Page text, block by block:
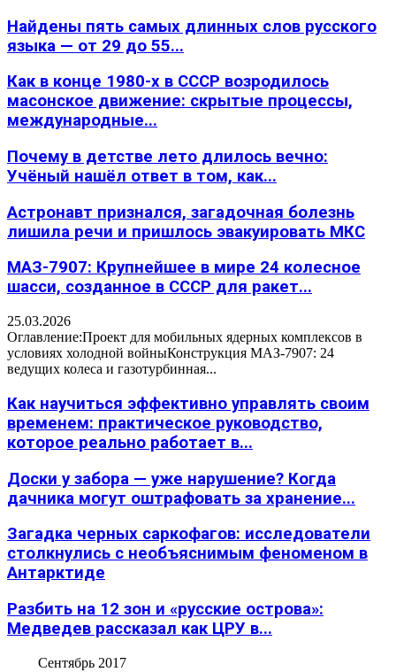
Найдены пять самых длинных слов русского
языка — от 29 до 55...
Как в конце 1980-х в СССР возродилось
масонское движение: скрытые процессы,
международные...
Почему в детстве лето длилось вечно:
Учёный нашёл ответ в том, как...
Астронавт признался, загадочная болезнь
лишила речи и пришлось эвакуировать МКС
МАЗ-7907: Крупнейшее в мире 24 колесное
шасси, созданное в СССР для ракет...
25.03.2026
Оглавление:Проект для мобильных ядерных комплексов в
условиях холодной войныКонструкция МАЗ-7907: 24
ведущих колеса и газотурбинная...
Как научиться эффективно управлять своим
временем: практическое руководство,
которое реально работает в...
Доски у забора — уже нарушение? Когда
дачника могут оштрафовать за хранение...
Загадка черных саркофагов: исследователи
столкнулись с необъяснимым феноменом в
Антарктиде
Разбить на 12 зон и «русские острова»:
Медведев рассказал как ЦРУ в...
Сентябрь 2017